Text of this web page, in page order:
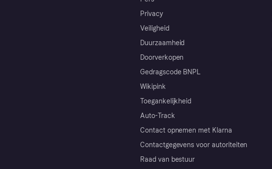
Privacy
Veiligheid
Duurzaamheid
Doorverkopen
Gedragscode BNPL
Wikipink
Toegankelijkheid
Auto-Track
Contact opnemen met Klarna
Contactgegevens voor autoriteiten
Raad van bestuur